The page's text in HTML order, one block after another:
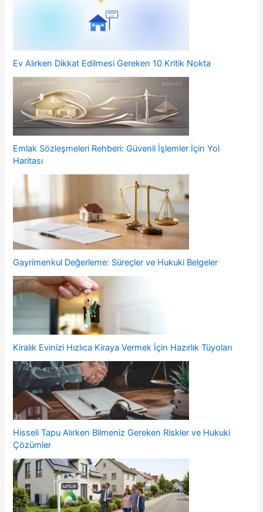
Ev Alırken Dikkat Edilmesi Gereken 10 Kritik Nokta
Emlak Sözleşmeleri Rehberi: Güvenli İşlemler İçin Yol
Haritası
Gayrimenkul Değerleme: Süreçler ve Hukuki Belgeler
Kiralık Evinizi Hızlıca Kiraya Vermek İçin Hazırlık Tüyoları
Hisseli Tapu Alırken Bilmeniz Gereken Riskler ve Hukuki
Çözümler